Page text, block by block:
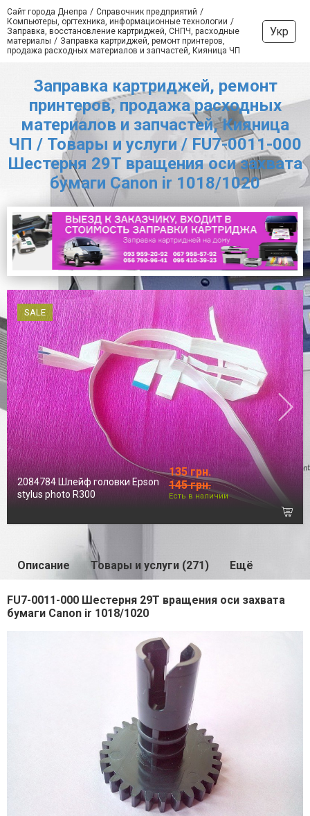
Сайт города Днепра
Справочник предприятий
Компьютеры, оргтехника, информационные технологии
Заправка, восстановление картриджей, СНПЧ, расходные
материалы
Заправка картриджей, ремонт принтеров,
продажа расходных материалов и запчастей, Кияница ЧП
Укр
Заправка картриджей, ремонт
принтеров, продажа расходных
материалов и запчастей, Кияница
ЧП / Товары и услуги / FU7-0011-000
Шестерня 29T вращения оси захвата
бумаги Canon ir 1018/1020
SALE
2084784 Шлейф головки Epson
stylus photo R300
135 грн.
145 грн.
Есть в наличии
Описание Товары и услуги (271) Ещё
FU7-0011-000 Шестерня 29T вращения оси захвата
бумаги Canon ir 1018/1020